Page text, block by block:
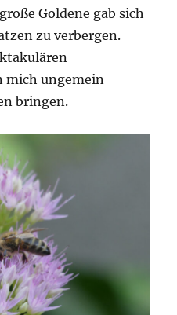
Goldene gab sich
zu verbergen.
mich ungemein
bringen.